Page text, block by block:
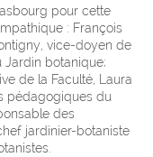
pour cette
: François
vice-doyen de
Jardin botanique;
de la Faculté, Laura
pédagogiques du
des
jardinier-botaniste